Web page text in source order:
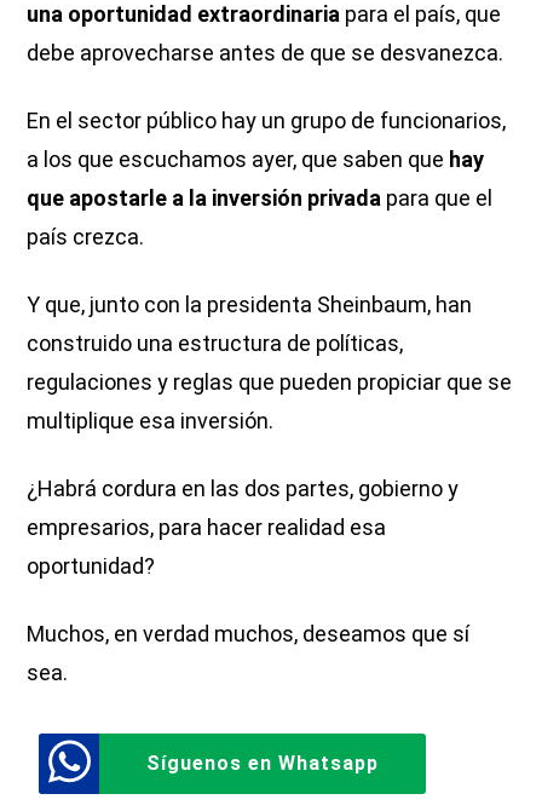
una oportunidad extraordinaria para el país, que
debe aprovecharse antes de que se desvanezca.
En el sector público hay un grupo de funcionarios,
a los que escuchamos ayer, que saben que hay
que apostarle a la inversión privada para que el
país crezca.
Y que, junto con la presidenta Sheinbaum, han
construido una estructura de políticas,
regulaciones y reglas que pueden propiciar que se
multiplique esa inversión.
¿Habrá cordura en las dos partes, gobierno y
empresarios, para hacer realidad esa
oportunidad?
Muchos, en verdad muchos, deseamos que sí
sea.
Síguenos en Whatsapp